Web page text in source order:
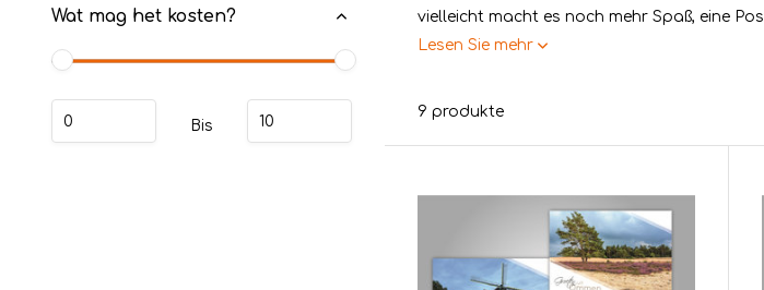
Wat mag het kosten?
Bis
vielleicht macht es noch mehr Spaß, eine
Lesen Sie mehr
9 produkte